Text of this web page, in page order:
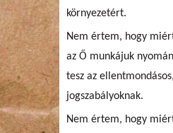
környezetért.
Nem értem, hogy
az Ő munkájuk
tesz az
jogszabályoknak.
Nem értem, hogy